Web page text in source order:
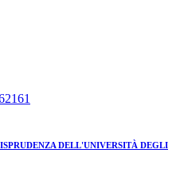
DELL'UNIVERSITÀ DEGLI